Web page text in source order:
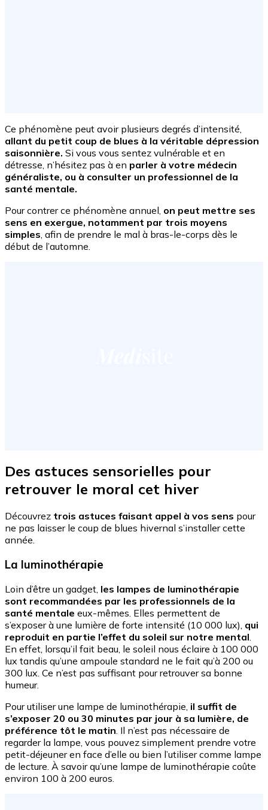
Ce phénomène peut avoir plusieurs degrés d’intensité,
allant du petit coup de blues à la véritable dépression
saisonnière. Si vous vous sentez vulnérable et en
détresse, n’hésitez pas à en parler à votre médecin
généraliste, ou à consulter un professionnel de la
santé mentale.
Pour contrer ce phénomène annuel, on peut mettre ses
sens en exergue, notamment par trois moyens
simples , afin de prendre le mal à bras-le-corps dès le
début de l’automne.
Des astuces sensorielles pour
retrouver le moral cet hiver
Découvrez trois astuces faisant appel à vos sens pour
ne pas laisser le coup de blues hivernal s’installer cette
année.
La luminothérapie
Loin d’être un gadget, les lampes de luminothérapie
sont recommandées par les professionnels de la
santé mentale eux-mêmes. Elles permettent de
s’exposer à une lumière de forte intensité (10 000 lux), qui
reproduit en partie l’effet du soleil sur notre mental
En effet, lorsqu’il fait beau, le soleil nous éclaire à 100 000
lux tandis qu’une ampoule standard ne le fait qu’à 200 ou
300 lux. Ce n’est pas suffisant pour retrouver sa bonne
humeur.
Pour utiliser une lampe de luminothérapie, il suffit de
s’exposer 20 ou 30 minutes par jour à sa lumière, de
préférence tôt le matin . Il n’est pas nécessaire de
regarder la lampe, vous pouvez simplement prendre votre
petit-déjeuner en face d’elle ou bien l’utiliser comme lampe
de lecture. À savoir qu’une lampe de luminothérapie coûte
environ 100 à 200 euros.